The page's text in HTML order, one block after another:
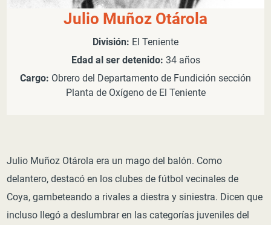
Julio Muñoz Otárola
División: El Teniente
Edad al ser detenido: 34 años
Cargo: Obrero del Departamento de Fundición sección
Planta de Oxígeno de El Teniente
Julio Muñoz Otárola era un mago del balón. Como
delantero, destacó en los clubes de fútbol vecinales de
Coya, gambeteando a rivales a diestra y siniestra. Dicen que
incluso llegó a deslumbrar en las categorías juveniles del